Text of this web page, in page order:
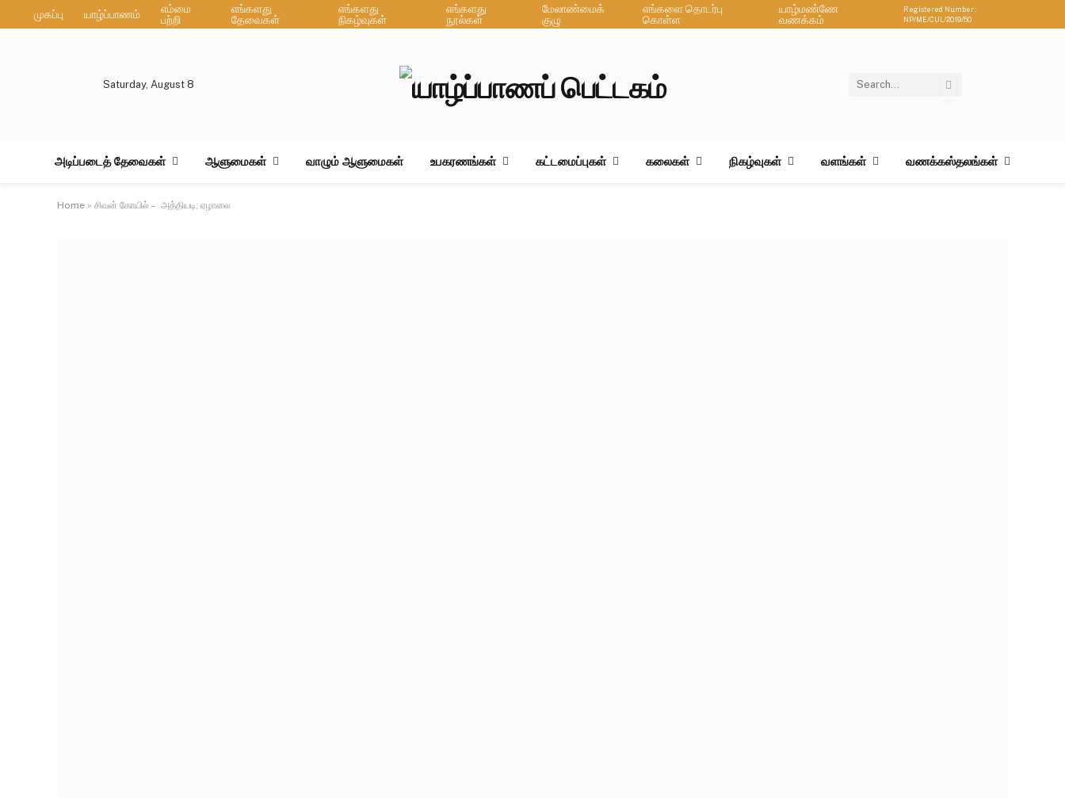
முகப்பு யாழ்ப்பாணம்
எம்மை
பற்றி
எங்களது
தேவைகள்
எங்களது
நிகழ்வுகள்
எங்களது
நூல்கள்
மேலாண்மைக்
குழு
எங்களை தொடர்பு
கொள்ள
யாழ்மண்ணே
வணக்கம்
Registered Number :
NP/ME/CUL/2019/50
Saturday, August 8
அடிப்படைத் தேவைகள் ஆளுமைகள் வாழும் ஆளுமைகள் உபகரணங்கள் கட்டமைப்புகள் கலைகள் நிகழ்வுகள் வளங்கள் வணக்கஸ்தலங்கள்
Home » சிவன் கோயில் – அத்தியடி, ஏழாலை